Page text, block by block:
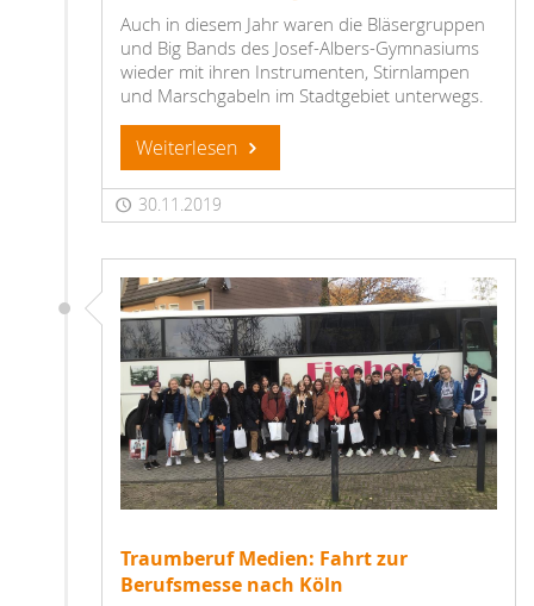
Auch in diesem Jahr waren die Bläsergruppen
und Big Bands des Josef-Albers-Gymnasiums
wieder mit ihren Instrumenten, Stirnlampen
und Marschgabeln im Stadtgebiet unterwegs.
Weiterlesen
30.11.2019
Traumberuf Medien: Fahrt zur
Berufsmesse nach Köln